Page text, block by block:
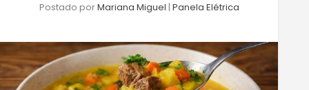
Postado porMariana Miguel | Panela Elétrica